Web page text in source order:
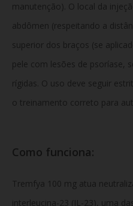
manutenção). O local da
abdômen (respeitando a
superior dos braços (se
pele com lesões de psoríase,
rígidas. O uso deve seguir
o treinamento correto para
Como funciona:
Tremfya 100 mg atua
interleucina-23 (IL-23), uma